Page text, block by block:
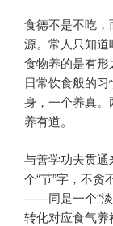
食德不是不吃
源。常人只知道
食物养的是有
日常饮食般的
身，一个养真
养有道。
与善学功夫贯
个“节”字，不
——同是一个“淡
转化对应食气